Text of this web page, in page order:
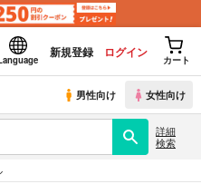
新規登録 ログイン
カート
男性向け 女性向け
詳細
検索